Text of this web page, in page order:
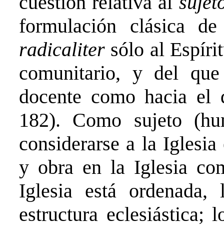
formulación clásica
radicaliter sólo al
comunitario, y del
docente como hacia el
182). Como sujeto
considerarse a la
y obra en la Iglesia
Iglesia está
estructura